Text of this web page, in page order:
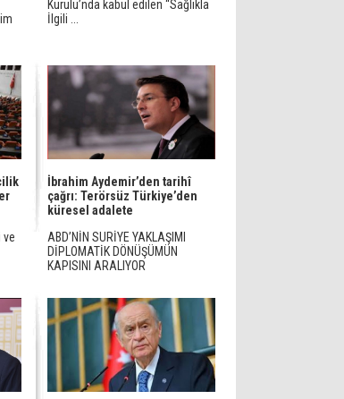
Kurulu’nda kabul edilen “Sağlıkla
İlgili ...
ve
İbrahim Aydemir’den tarihî
çağrı: Terörsüz Türkiye’den
küresel adalete
ABD’NİN SURİYE YAKLAŞIMI
DİPLOMATİK DÖNÜŞÜMÜN
KAPISINI ARALIYOR